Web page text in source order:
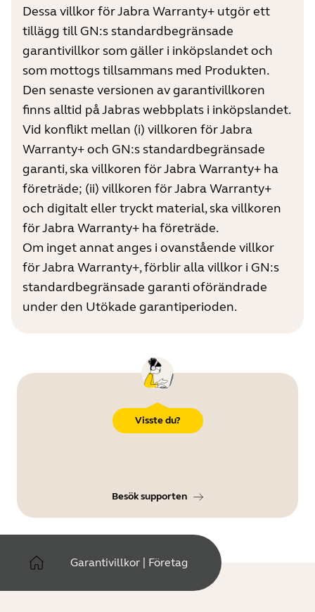
Dessa villkor för Jabra Warranty+ utgör ett
tillägg till GN:s standardbegränsade
garantivillkor som gäller i inköpslandet och
som mottogs tillsammans med Produkten.
Den senaste versionen av garantivillkoren
finns alltid på Jabras webbplats i inköpslandet.
Vid konflikt mellan (i) villkoren för Jabra
Warranty+ och GN:s standardbegränsade
garanti, ska villkoren för Jabra Warranty+ ha
företräde; (ii) villkoren för Jabra Warranty+
och digitalt eller tryckt material, ska villkoren
för Jabra Warranty+ ha företräde.
Om inget annat anges i ovanstående villkor
för Jabra Warranty+, förblir alla villkor i GN:s
standardbegränsade garanti oförändrade
under den Utökade garantiperioden.
Visste du?
Besök supporten
Garantivillkor | Företag